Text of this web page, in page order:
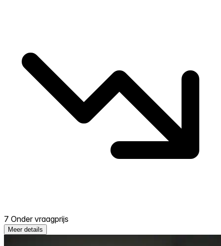
7 Onder vraagprijs
Meer details